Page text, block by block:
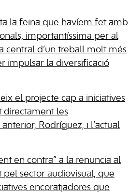
la feina que havíem fet amb
importantíssima per al
central d’un treball molt més
impulsar la diversificació
el projecte cap a iniciatives
directament les
Rodríguez, i l’actual
en contra” a la renuncia al
sector audiovisual, que
encoratjadores que